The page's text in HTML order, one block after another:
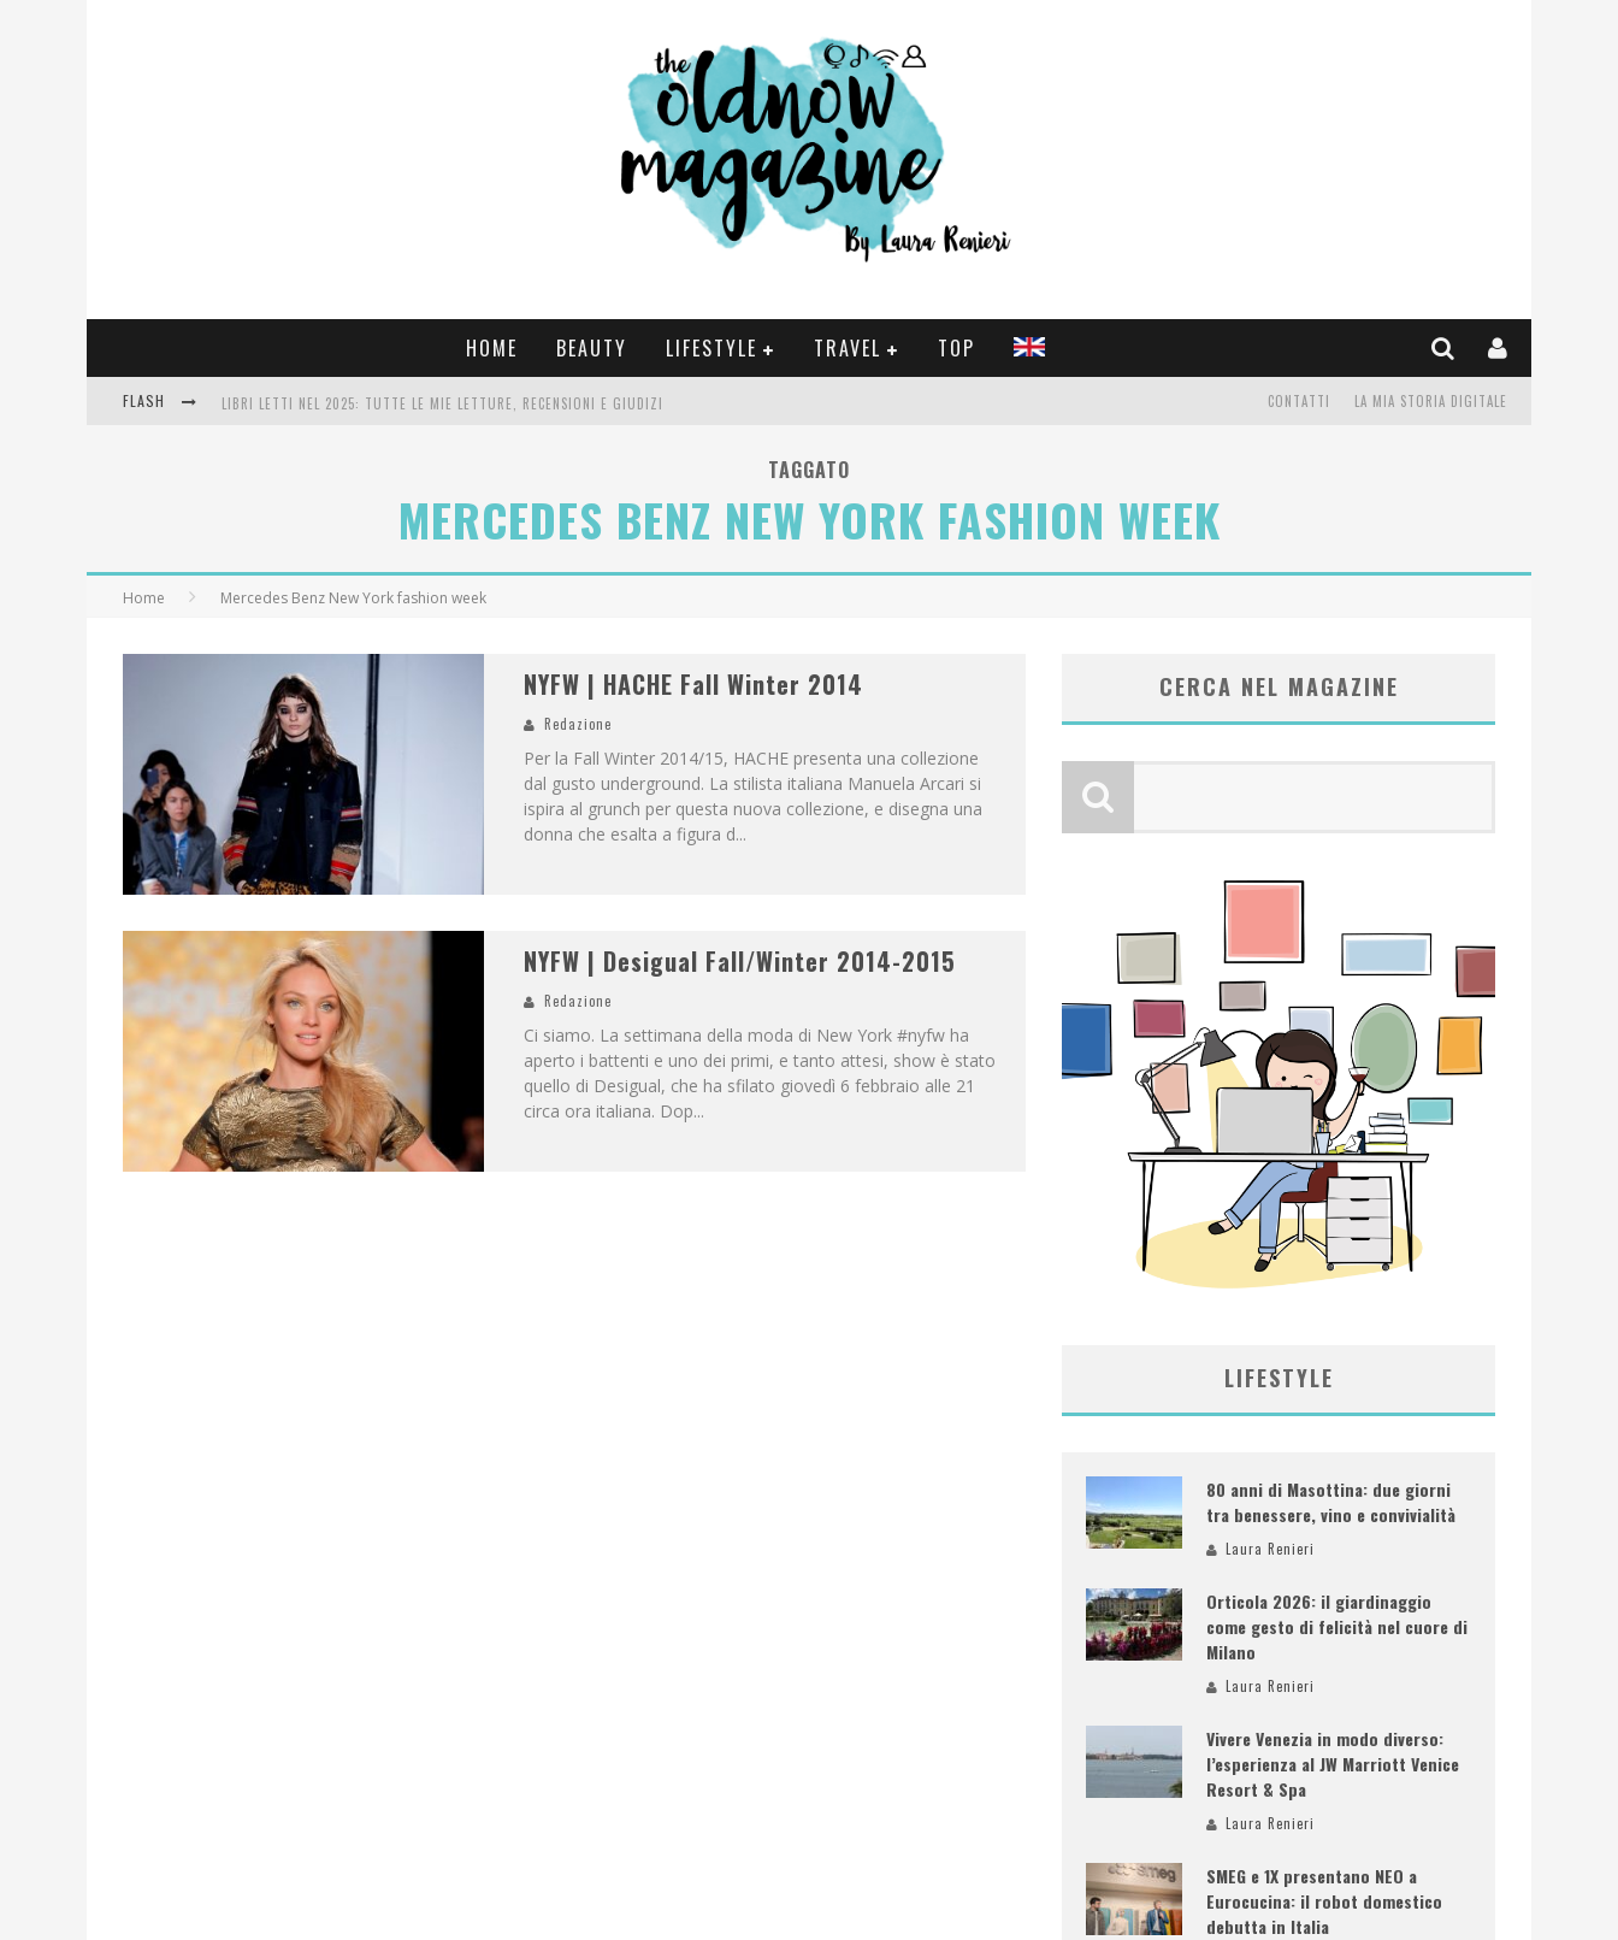
HOME BEAUTY LIFESTYLE TRAVEL TOP
FLASH LIBRI LETTI NEL 2025: TUTTE LE MIE LETTURE, RECENSIONI E GIUDIZI LA MIA STORIA DIGITALE
CONTATTI
TAGGATO
MERCEDES BENZ NEW YORK FASHION WEEK
Home Mercedes Benz New York fashion week
NYFW | HACHE Fall Winter 2014
Redazione
Per la Fall Winter 2014/15, HACHE presenta una collezione
dal gusto underground. La stilista italiana Manuela Arcari si
ispira al grunch per questa nuova collezione, e disegna una
donna che esalta a figura d...
NYFW | Desigual Fall/Winter 2014-2015
Redazione
Ci siamo. La settimana della moda di New York #nyfw ha
aperto i battenti e uno dei primi, e tanto attesi, show è stato
quello di Desigual, che ha sfilato giovedì 6 febbraio alle 21
circa ora italiana. Dop...
CERCA NEL MAGAZINE
LIFESTYLE
80 anni di Masottina: due giorni
tra benessere, vino e convivialità
Laura Renieri
Orticola 2026: il giardinaggio
come gesto di felicità nel cuore di
Milano
Laura Renieri
Vivere Venezia in modo diverso:
l’esperienza al JW Marriott Venice
Resort & Spa
Laura Renieri
SMEG e 1X presentano NEO a
Eurocucina: il robot domestico
debutta in Italia